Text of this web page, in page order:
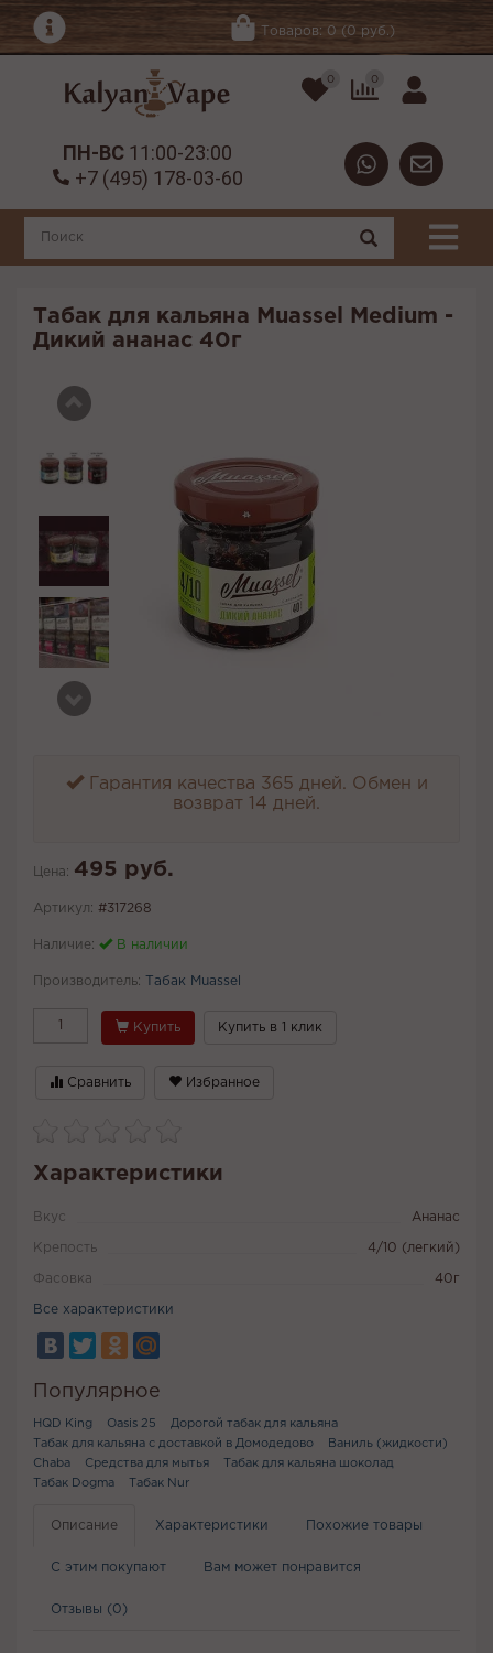
Товаров: 0 (0 руб.)
0 0
ПН-ВС 11:00-23:00
+7 (495) 178-03-60
Табак для кальяна Muassel Medium -
Дикий ананас 40г
Гарантия качества 365 дней. Обмен и
возврат 14 дней.
Цена: 495 руб.
Артикул: #317268
Наличие: В наличии
Производитель: Табак Muassel
Купить Купить в 1 клик
Сравнить Избранное
Характеристики
Вкус Ананас
Крепость 4/10 (легкий)
Фасовка 40г
Все характеристики
Популярное
HQD King Oasis 25
Дорогой табак для кальяна
Табак для кальяна с доставкой в Домодедово
Ваниль (жидкости)
Chaba
Средства для мытья
Табак для кальяна шоколад
Табак Dogma
Табак Nur
Описание Характеристики Похожие товары
С этим покупают Вам может понравится
Отзывы (0)